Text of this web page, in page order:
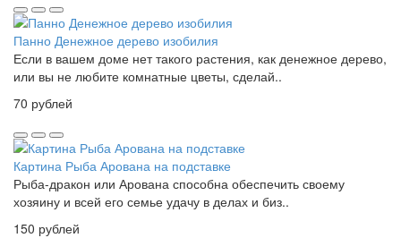
Панно Денежное дерево изобилия
Если в вашем доме нет такого растения, как денежное дерево,
или вы не любите комнатные цветы, сделай..
70 рублей
Картина Рыба Арована на подставке
Рыба-дракон или Арована способна обеспечить своему
хозяину и всей его семье удачу в делах и биз..
150 рублей